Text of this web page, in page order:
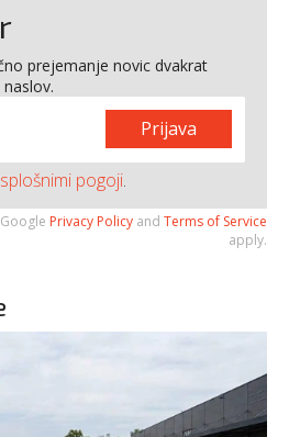
prejemanje novic dvakrat
Prijava
splošnimi pogoji.
Privacy Policy and Terms of Service
apply.